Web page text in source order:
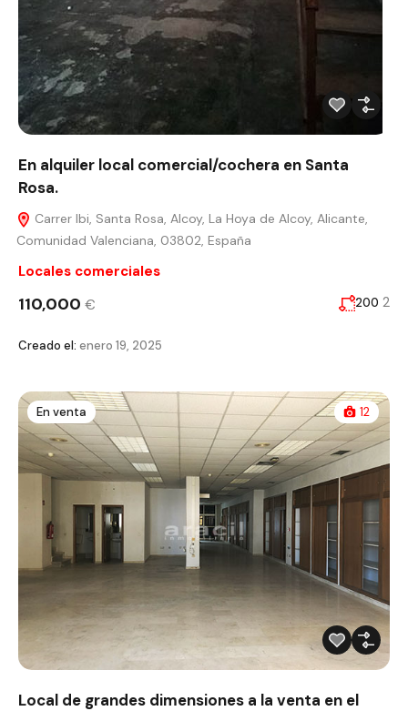
En alquiler local comercial/cochera en Santa
Rosa.
Carrer Ibi, Santa Rosa, Alcoy, La Hoya de Alcoy, Alicante,
Comunidad Valenciana, 03802, España
Locales comerciales
110,000 € 200 2
Creado el: enero 19, 2025
En venta 12
Local de grandes dimensiones a la venta en el